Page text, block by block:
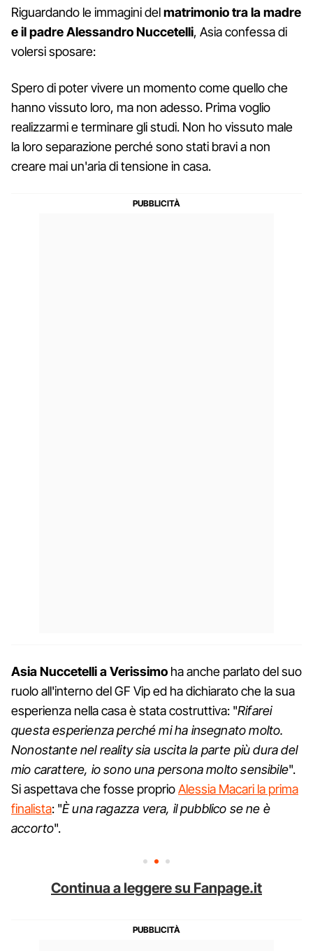
Riguardando le immagini delmatrimonio tra la madre
e il padre Alessandro Nuccetelli, Asia confessa di
volersi sposare:
Spero di poter vivere un momento come quello che
hanno vissuto loro, ma non adesso. Prima voglio
realizzarmi e terminare gli studi. Non ho vissuto male
la loro separazione perché sono stati bravi a non
creare mai un'aria di tensione in casa.
Asia Nuccetelli a Verissimo ha anche parlato del suo
ruolo all'interno del GF Vip ed ha dichiarato che la sua
esperienza nella casa è stata costruttiva: "Rifarei
questa esperienza perché mi ha insegnato molto.
Nonostante nel reality sia uscita la parte più dura del
mio carattere, io sono una persona molto sensibile".
Si aspettava che fosse proprioAlessia Macari la prima
finalista: "È una ragazza vera, il pubblico se ne è
accorto".
Continua a leggere su Fanpage.it